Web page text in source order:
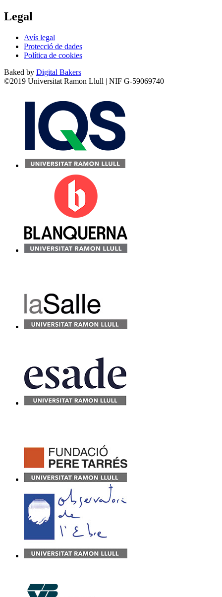
Legal
Avís legal
Protecció de dades
Política de cookies
Baked by Digital Bakers
©2019 Universitat Ramon Llull | NIF G-59069740